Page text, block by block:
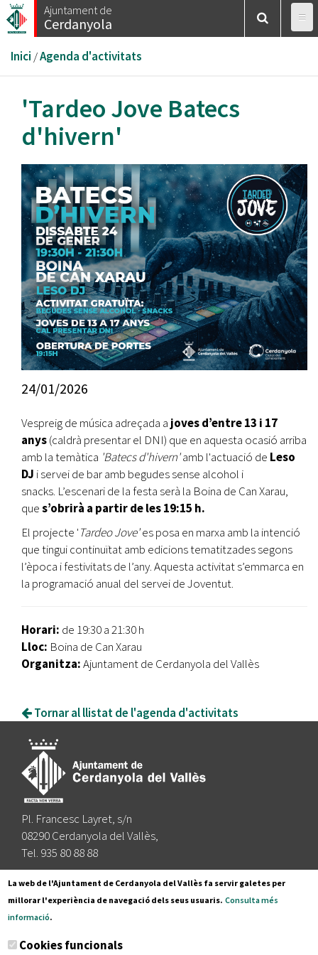
Vés
al
Ajuntament de
Cerdanyola
Esteu
aquí
Inici /Agenda d'activitats
'Tardeo Jove Batecs
d'hivern'
24/01/2026
Vespreig de música adreçada a joves d’entre 13 i 17
anys(caldrà presentar el DNI) que en aquesta ocasió arriba
amb la temàtica 'Batecs d'hivern'amb l'actuació de Leso
DJ i servei de bar amb begudes sense alcohol i
snacks. L’escenari de la festa serà la Boina de Can Xarau,
ques’obrirà a partir de les 19:15 h.
El projecte 'Tardeo Jove'es posa en marxa amb la intenció
que tingui continuïtat amb edicions tematitzades segons
l’època i festivitats de l’any. Aquesta activitat s’emmarca en
la programació anual del servei de Joventut.
Horari: de 19:30 a 21:30 h
Lloc: Boina de Can Xarau
Organitza:Ajuntament de Cerdanyola del Vallès
Tornar al llistat de l'agenda d'activitats
Pl. Francesc Layret, s/n
08290 Cerdanyola del Vallès,
Tel. 935 80 88 88
Segueix-nos a:
Subscriu-te al nostre butlletí
La web de l'Ajuntament de Cerdanyola del Vallès fa servir galetes per
millorar l'experiència de navegació dels seus usuaris. Consulta més
informació.
Cookies funcionals